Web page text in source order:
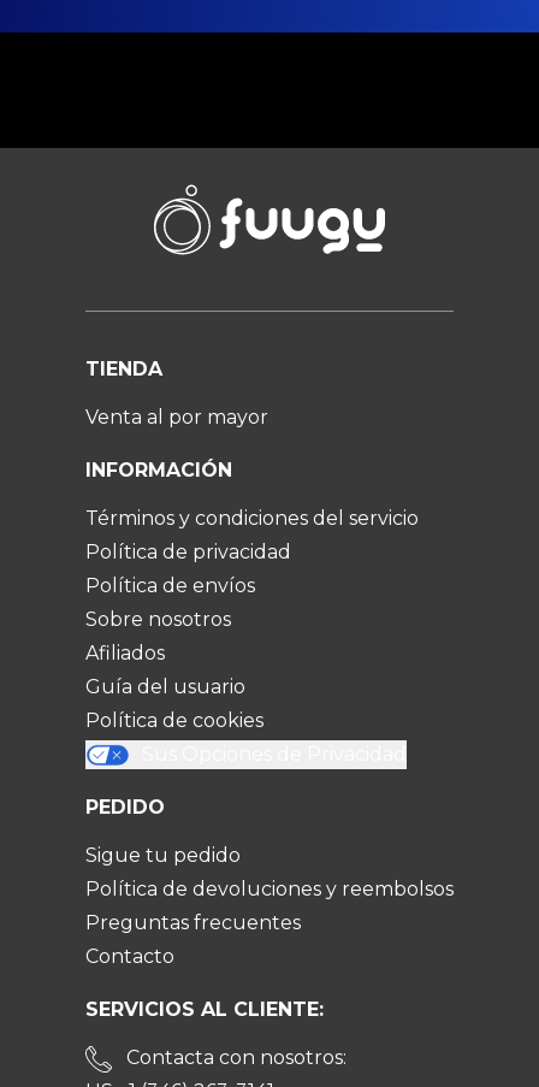
TIENDA
Venta al por mayor
INFORMACIÓN
Términos y condiciones del servicio
Política de privacidad
Política de envíos
Sobre nosotros
Afiliados
Guía del usuario
Política de cookies
PEDIDO
Sigue tu pedido
Política de devoluciones y reembolsos
Preguntas frecuentes
Contacto
SERVICIOS AL CLIENTE:
Contacta con nosotros: